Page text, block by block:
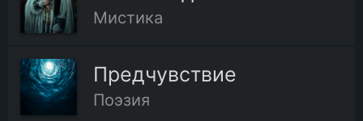
Мистика
Предчувствие
Поэзия